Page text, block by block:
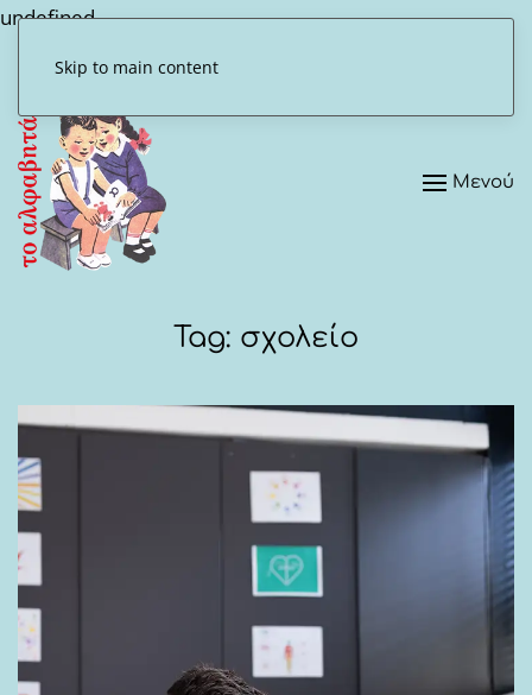
undefined
Skip to main content
Μενού
Tag: σχολείο